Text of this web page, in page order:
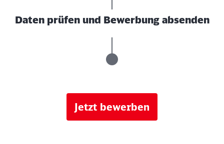
Daten prüfen und Bewerbung absenden
Jetzt bewerben